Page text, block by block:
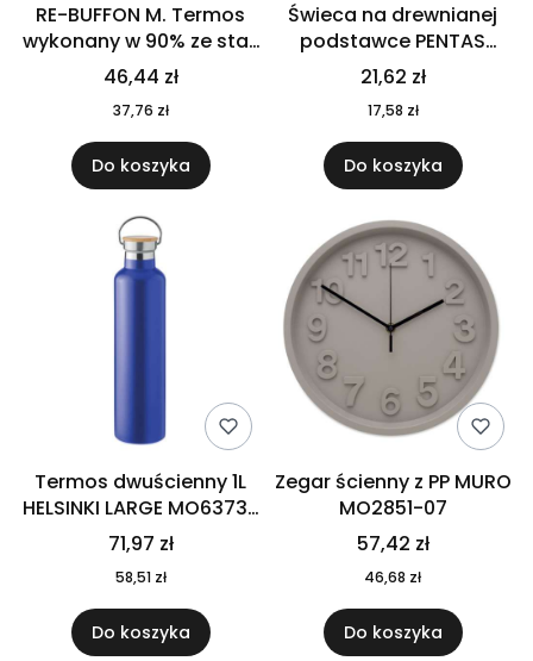
RE-BUFFON M. Termos
wykonany w 90% ze stali
nierdzewnej
pochodzącej z
recyklingu 520 ml 94294
46,44 zł
37,76 zł
Do koszyka
Świeca na drewnianej
podstawce PENTAS
MO6282-40
21,62 zł
17,58 zł
Do koszyka
Termos dwuścienny 1L
HELSINKI LARGE MO6373-
04
71,97 zł
58,51 zł
Do koszyka
Zegar ścienny z PP MURO
MO2851-07
57,42 zł
46,68 zł
Do koszyka